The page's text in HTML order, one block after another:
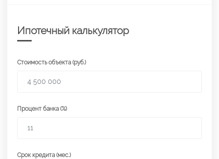
Ипотечный калькулятор
Стоимость объекта (руб.)
Процент банка (%)
Срок кредита (мес.)